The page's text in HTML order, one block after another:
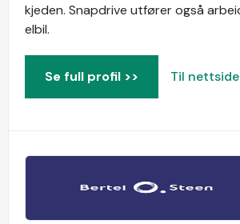
kjeden. Snapdrive utfører også
elbil.
Se full profil >> Til